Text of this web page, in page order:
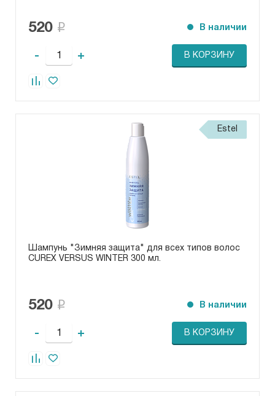
520 В наличии
- + В КОРЗИНУ
Estel
Шампунь "Зимняя защита" для всех типов волос
CUREX VERSUS WINTER 300 мл.
520 В наличии
- + В КОРЗИНУ